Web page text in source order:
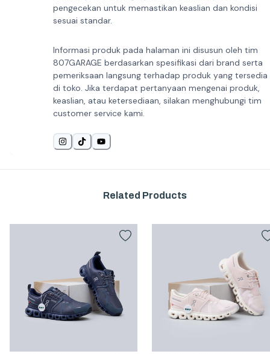
pengecekan untuk memastikan keaslian dan kondisi
sesuai standar.
Informasi produk pada halaman ini disusun oleh tim
807GARAGE berdasarkan spesifikasi dari brand serta
pemeriksaan langsung terhadap produk yang tersedia
di toko. Jika terdapat pertanyaan mengenai produk,
keaslian, atau ketersediaan, silakan menghubungi tim
customer service kami.
Related Products